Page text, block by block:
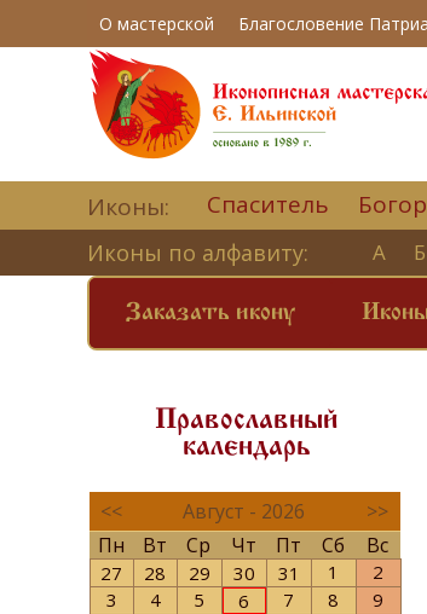
О мастерской Благословение
Иконы: Спаситель
Иконы по алфавиту: А Б
Заказать икону
Православный
календарь
<< Август - 2026
>>
Пн
Вт Ср Чт Пт Сб Вс
27 28 29 30 31 1
2
3
4 5 6 7 8
9